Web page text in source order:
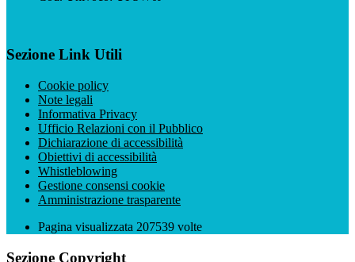
Sezione Link Utili
Cookie policy
Note legali
Informativa Privacy
Ufficio Relazioni con il Pubblico
Dichiarazione di accessibilità
Obiettivi di accessibilità
Whistleblowing
Gestione consensi cookie
Amministrazione trasparente
Pagina visualizzata 207539 volte
Sezione Copyright